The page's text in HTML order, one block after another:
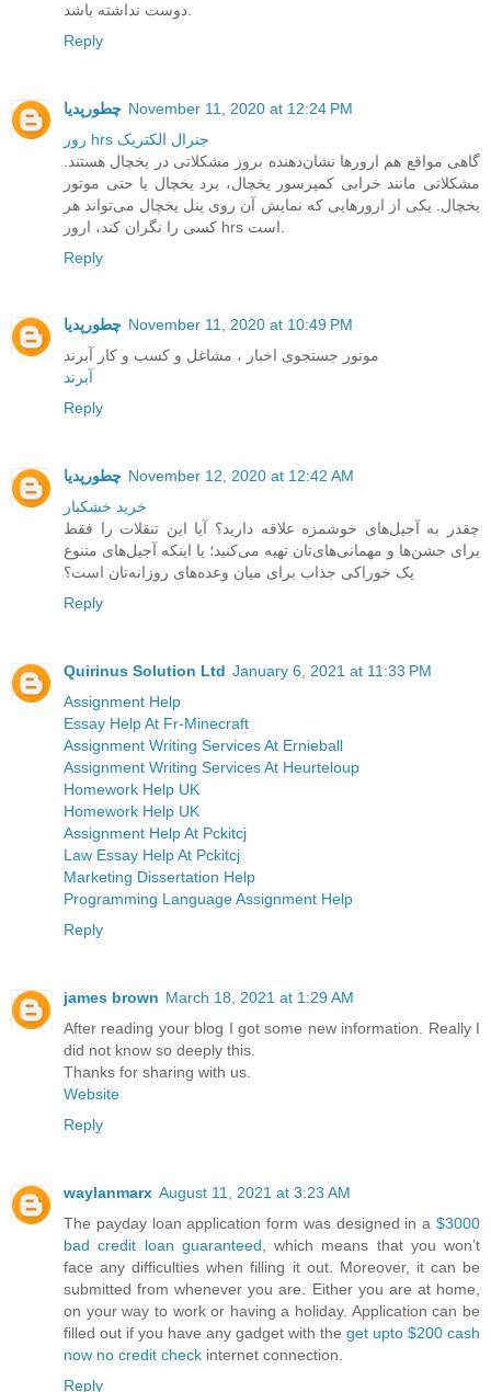
Reply
چطورپدیا November 11, 2020 at 12:24 PM
رور hrs جنرال الکتریک
گاهی مواقع هم ارورها نشان‌دهنده بروز مشکلاتی در یخچال هستند.
مشکلاتی مانند خرابی کمپرسور یخچال، برد یخچال یا حتی موتور
یخچال. یکی از ارورهایی که نمایش آن روی پنل یخچال می‌تواند هر
Reply
چطورپدیا November 11, 2020 at 10:49 PM
موتور جستجوی اخبار ، مشاغل و کسب و کار آبرند
آبرند
Reply
چطورپدیا November 12, 2020 at 12:42 AM
خرید خشکبار
چقدر به آجیل‌های خوشمزه علاقه دارید؟ آیا این تنقلات را فقط
برای جشن‌ها و مهمانی‌های‌تان تهیه می‌کنید؛ یا اینکه آجیل‌های متنوع
یک خوراکی جذاب برای میان وعده‌های روزانه‌تان است؟
Reply
Quirinus Solution Ltd January 6, 2021 at 11:33 PM
Assignment Help
Essay Help At Fr-Minecraft
Assignment Writing Services At Ernieball
Assignment Writing Services At Heurteloup
Homework Help UK
Homework Help UK
Assignment Help At Pckitcj
Law Essay Help At Pckitcj
Marketing Dissertation Help
Programming Language Assignment Help
Reply
james brown March 18, 2021 at 1:29 AM
After reading your blog I got some new information. Really I
did not know so deeply this.
Thanks for sharing with us.
Website
Reply
waylanmarx August 11, 2021 at 3:23 AM
The payday loan application form was designed in a $3000
bad credit loan guaranteed, which means that you won’t
face any difficulties when filling it out. Moreover, it can be
submitted from whenever you are. Either you are at home,
on your way to work or having a holiday. Application can be
filled out if you have any gadget with the get upto $200 cash
now no credit check internet connection.
Reply